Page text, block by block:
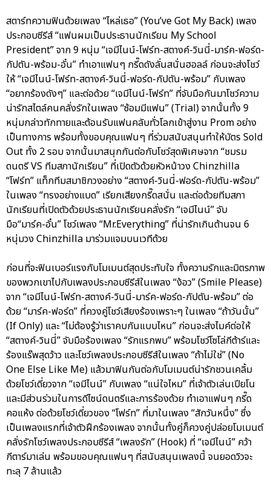
สตาร์ทความฟินด้วยเพลง “ไหล่เธอ” (You’ve Got My Back) เพลง
ประกอบซีรีส์ “แฟนผมเป็นประธานนักเรียน My School
President” จาก 9 หนุ่ม “เจมีไนน์-โฟร์ท-สตางค์-วินนี่-มาร์ค-ฟอร์ด-
กัปตัน-พร้อม-อั๋น” ทำเอาแฟนๆ กรี๊ดดังลั่นสนั่นฮอลล์ ก่อนจะส่งโชว์
ให้ “เจมีไนน์-โฟร์ท-สตางค์-วินนี่-ฟอร์ด-กัปตัน-พร้อม” กับเพลง
“อยากร้องดังๆ” และต่อด้วย “เจมีไนน์-โฟร์ท” ที่จับมือกันมาโชว์ความ
น่ารักสไตล์คนคลั่งรักในเพลง “ซ้อมมีแฟน” (Trial) จากนั้นทั้ง 9
หนุ่มกล่าวทักทายและต้อนรับแฟนคลับทั่วโลกเข้าสู่งาน Prom อย่าง
เป็นทางการ พร้อมทั้งขอบคุณแฟนๆ ที่ร่วมสนับสนุนทำให้บัตร Sold
Out ทั้ง 2 รอบ จากนั้นมาสนุกกันต่อกับโชว์สุดพิเศษจาก “ชมรม
ดนตรี VS ทีมสภานักเรียน” ที่เปิดตัวด้วยหัวหน้าวง Chinzhilla
“โฟร์ท” แท็กทีมสมาชิกวงอย่าง “สตางค์-วินนี่-ฟอร์ด-กัปตัน-พร้อม”
ในเพลง “ทรงอย่างแบด” เรียกเสียงกรี๊ดสนั่น และต่อด้วยทีมสภา
นักเรียนที่เปิดตัวด้วยประธานนักเรียนคลั่งรัก “เจมีไนน์” จับ
มือ“มาร์ค-อั๋น” โชว์เพลง “Mr.Everything” ที่น่ารักเกินต้านจน 6
หนุ่มวง Chinzhilla มาร่วมแจมบนเวทีด้วย
ก่อนที่จะฟินเบอร์แรงกับโมเมนต์สุดประทับใจ ทั้งความรักและมิตรภาพ
ของพวกเขาไปกับเพลงประกอบซีรีส์ในเพลง “ง้อว” (Smile Please)
จาก “เจมีไนน์-โฟร์ท-สตางค์-วินนี่-มาร์ค-ฟอร์ด-กัปตัน-พร้อม” ต่อ
ด้วย “มาร์ค-ฟอร์ด” ที่ควงคู่โชว์เสียงร้องเพราะๆ ในเพลง “ถ้าวันนั้น”
(If Only) และ “ไม่ต้องรู้ว่าเราคบกันแบบไหน” ก่อนจะส่งไมค์ต่อให้
“สตางค์-วินนี่” จับมือร้องเพลง “รักแรกพบ” พร้อมโชว์โซโล่กีต้าร์และ
ร้องแร๊พสุดว้าว และโชว์เพลงประกอบซีรีส์ในเพลง “ถ้าไม่ใช่” (No
One Else Like Me) แล้วมาฟินกันต่อกับโมเมนต์น่ารักชวนเคลิ้ม
ด้วยโชว์เดี่ยวจาก “เจมีไนน์” กับเพลง “แน่ใจไหม” ที่เจ้าตัวเล่นเปียโน
และมีส่วนร่วมในการดีไซน์ดนตรีและการร้องด้วย ทำเอาแฟนๆ กรี๊ด
คอแห้ง ต่อด้วยโชว์เดี่ยวของ “โฟร์ท” ที่มาในเพลง “สักวันหนึ่ง” ซึ่ง
เป็นเพลงแรกที่เจ้าตัวฝึกร้องเพลง จากนั้นทั้งคู่ก็ควงคู่ปล่อยโมเมนต์
คลั่งรักโชว์เพลงประกอบซีรีส์ “เพลงรัก” (Hook) ที่ “เจมีไนน์” คว้า
กีตาร์มาเล่น พร้อมขอบคุณแฟนๆ ที่สนับสนุนเพลงนี้ จนยอดวิวจะ
ทะลุ 7 ล้านแล้ว